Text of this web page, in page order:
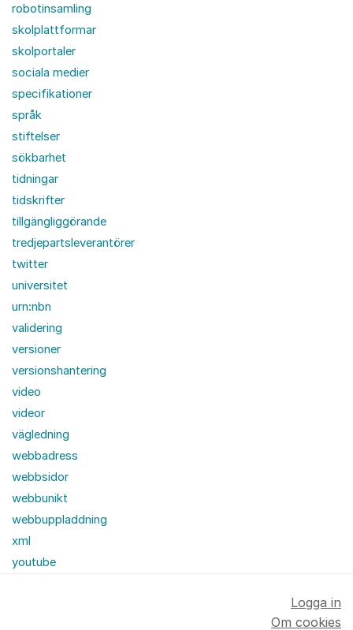
robotinsamling
skolplattformar
skolportaler
sociala medier
specifikationer
språk
stiftelser
sökbarhet
tidningar
tidskrifter
tillgängliggörande
tredjepartsleverantörer
twitter
universitet
urn:nbn
validering
versioner
versionshantering
video
videor
vägledning
webbadress
webbsidor
webbunikt
webbuppladdning
xml
youtube
Logga in
Om cookies